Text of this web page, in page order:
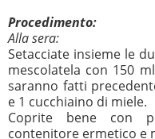
Procedimento:
Alla sera:
Setacciate insieme le
mescolatela con 150
saranno fatti
e 1 cucchiaino di miele.
Coprite bene con
contenitore ermetico e